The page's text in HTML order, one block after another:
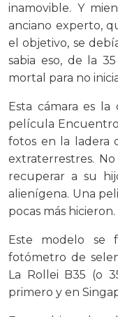
inamovible. Y
anciano experto,
el objetivo, se
sabia eso, de la
mortal para no
Esta cámara es
película
fotos en la ladera
extraterrestres.
recuperar a su
alienígena. Una
pocas más hicieron.
Este modelo se
fotómetro de
La Rollei B35 (o
primero y en